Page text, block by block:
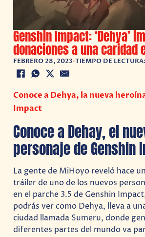
Genshin Impact: ‘Dehya’
donaciones a una caridad
FEBRERO 28, 2023•TIEMPO DE
Conoce a Dehya, la nueva
Impact
Conoce a Dehay, el
personaje de Genshin
La gente de MiHoyo reveló hace
tráiler de uno de los nuevos
en el parche 3.5 de Genshin
podrás ver como Dehya, lleva a
ciudad llamada Sumeru, donde
diferentes partes del mundo va